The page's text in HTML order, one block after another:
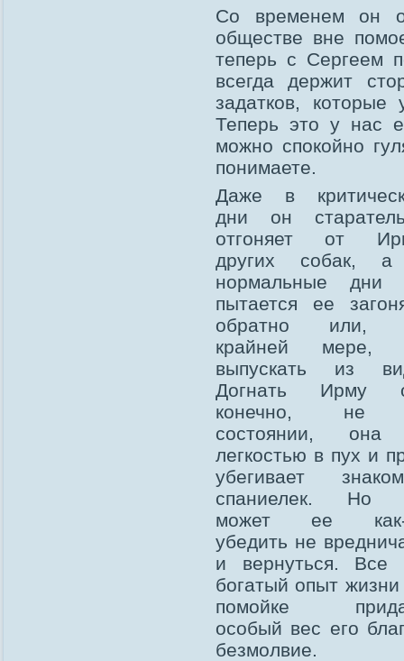
Со временем он
обществе вне
теперь с Сергеем
всегда держит
задатков,
Теперь это у нас
можно спокойно
понимаете.
Даже в
дни он
отгоняет от
других собак,
нормальные дни
пытается ее
обратно или,
крайней мере,
выпускать из
Догнать Ирму
конечно, не
состоянии,
легкостью в пух и
убегивает
спаниелек. Но
может ее как-
убедить не
и вернуться. Все
богатый опыт
помойке
особый вес его
безмолвие.